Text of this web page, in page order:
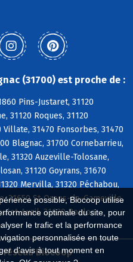
possible, Biocoop utilise
optimale du site, pour
le trafic et la performance
personnalisée en toute
d'avis à tout moment en
(31700) est proche de :
Pins-Justaret, 31120
31120 Roques, 31120
31470 Fonsorbes, 31470
Blagnac, 31700 Cornebarrieu,
31320 Auzeville-Tolosane,
31120 Goyrans, 31670
Mervilla, 31320 Péchabou,
31650 St-Orens-de-Gameville,
Auzil, 31620 Bouloc
réseau Biocoop